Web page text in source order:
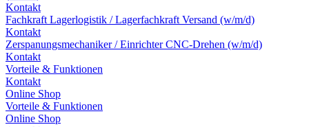
Kontakt
Fachkraft Lagerlogistik / Lagerfachkraft Versand (w/m/d)
Kontakt
Zerspanungsmechaniker / Einrichter CNC-Drehen (w/m/d)
Kontakt
Vorteile & Funktionen
Kontakt
Online Shop
Vorteile & Funktionen
Online Shop